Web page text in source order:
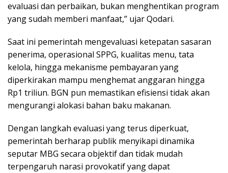
evaluasi dan perbaikan, bukan menghentikan program
yang sudah memberi manfaat,” ujar Qodari.
Saat ini pemerintah mengevaluasi ketepatan sasaran
penerima, operasional SPPG, kualitas menu, tata
kelola, hingga mekanisme pembayaran yang
diperkirakan mampu menghemat anggaran hingga
Rp1 triliun. BGN pun memastikan efisiensi tidak akan
mengurangi alokasi bahan baku makanan.
Dengan langkah evaluasi yang terus diperkuat,
pemerintah berharap publik menyikapi dinamika
seputar MBG secara objektif dan tidak mudah
terpengaruh narasi provokatif yang dapat